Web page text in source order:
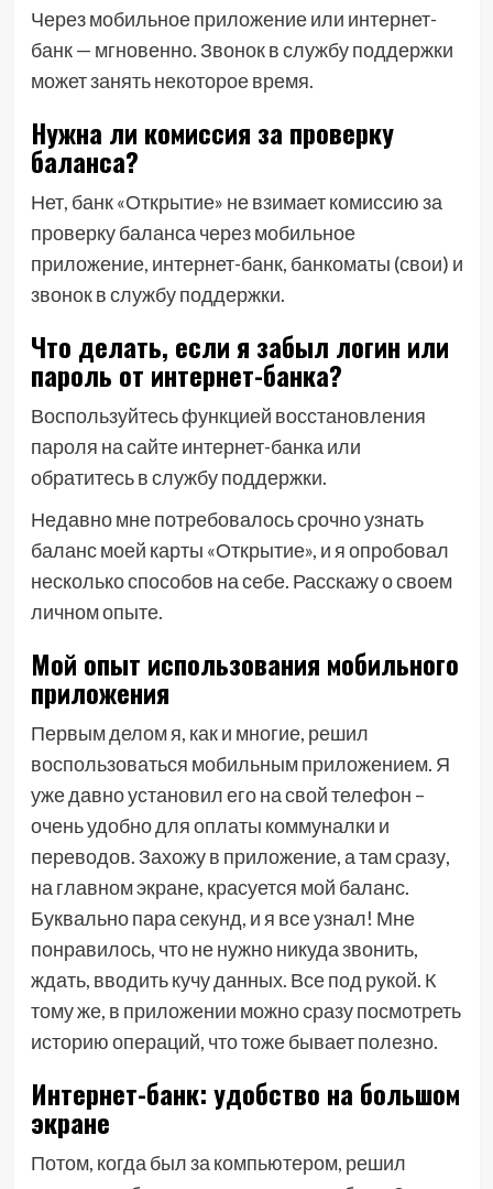
Через мобильное приложение или интернет-
банк — мгновенно. Звонок в службу поддержки
может занять некоторое время.
Нужна ли комиссия за проверку
баланса?
Нет, банк «Открытие» не взимает комиссию за
проверку баланса через мобильное
приложение, интернет-банк, банкоматы (свои) и
звонок в службу поддержки.
Что делать, если я забыл логин или
пароль от интернет-банка?
Воспользуйтесь функцией восстановления
пароля на сайте интернет-банка или
обратитесь в службу поддержки.
Недавно мне потребовалось срочно узнать
баланс моей карты «Открытие», и я опробовал
несколько способов на себе. Расскажу о своем
личном опыте.
Мой опыт использования мобильного
приложения
Первым делом я, как и многие, решил
воспользоваться мобильным приложением. Я
уже давно установил его на свой телефон –
очень удобно для оплаты коммуналки и
переводов. Захожу в приложение, а там сразу,
на главном экране, красуется мой баланс.
Буквально пара секунд, и я все узнал! Мне
понравилось, что не нужно никуда звонить,
ждать, вводить кучу данных. Все под рукой. К
тому же, в приложении можно сразу посмотреть
историю операций, что тоже бывает полезно.
Интернет-банк: удобство на большом
экране
Потом, когда был за компьютером, решил